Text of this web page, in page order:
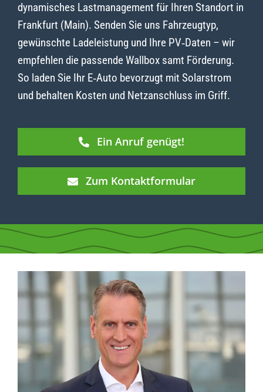
dynamisches Lastmanagement für Ihren Standort in
Frankfurt (Main). Senden Sie uns Fahrzeugtyp,
gewünschte Ladeleistung und Ihre PV‑Daten – wir
empfehlen die passende Wallbox samt Förderung.
So laden Sie Ihr E‑Auto bevorzugt mit Solarstrom
und behalten Kosten und Netzanschluss im Griff.
Ein Anruf genügt!
Zum Kontaktformular